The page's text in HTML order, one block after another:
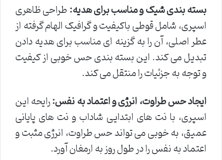
بسته بندی شیک و مناسب برای هدیه:طراحی ظاهری
اسپری، شامل قوطی باکیفیت و گرافیک الهام گرفته از
عطر اصلی، آن را به گزینه ای مناسب برای هدیه دادن
تبدیل می کند. این بسته بندی حس خوبی از کیفیت
و توجه به جزئیات را منتقل می کند.
ایجاد حس طراوت، انرژی و اعتماد به نفس:رایحه این
اسپری، با نت های ابتدایی شاداب و نت های پایانی
عمیق، به خوبی می تواند حس طراوت، انرژی مثبت و
اعتماد به نفس را در طول روز به ارمغان آورد.